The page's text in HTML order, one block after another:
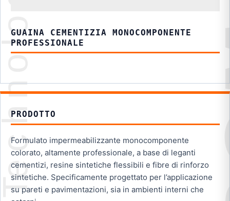
GUAINA CEMENTIZIA MONOCOMPONENTE
PROFESSIONALE
PRODOTTO
Formulato impermeabilizzante monocomponente
colorato, altamente professionale, a base di leganti
cementizi, resine sintetiche flessibili e fibre di rinforzo
sintetiche. Specificamente progettato per l’applicazione
su pareti e pavimentazioni, sia in ambienti interni che